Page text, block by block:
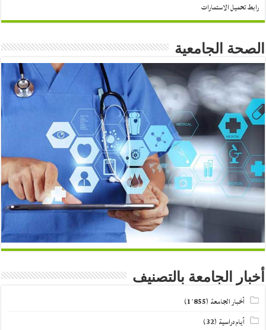
رابط تحميل الاستمارات
الصحة الجامعية
أخبار الجامعة بالتصنيف
أخبار الجامعة (1٬855)
أيام دراسية (32)